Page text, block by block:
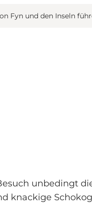
Fyn und den Inseln
unbedingt
knackige